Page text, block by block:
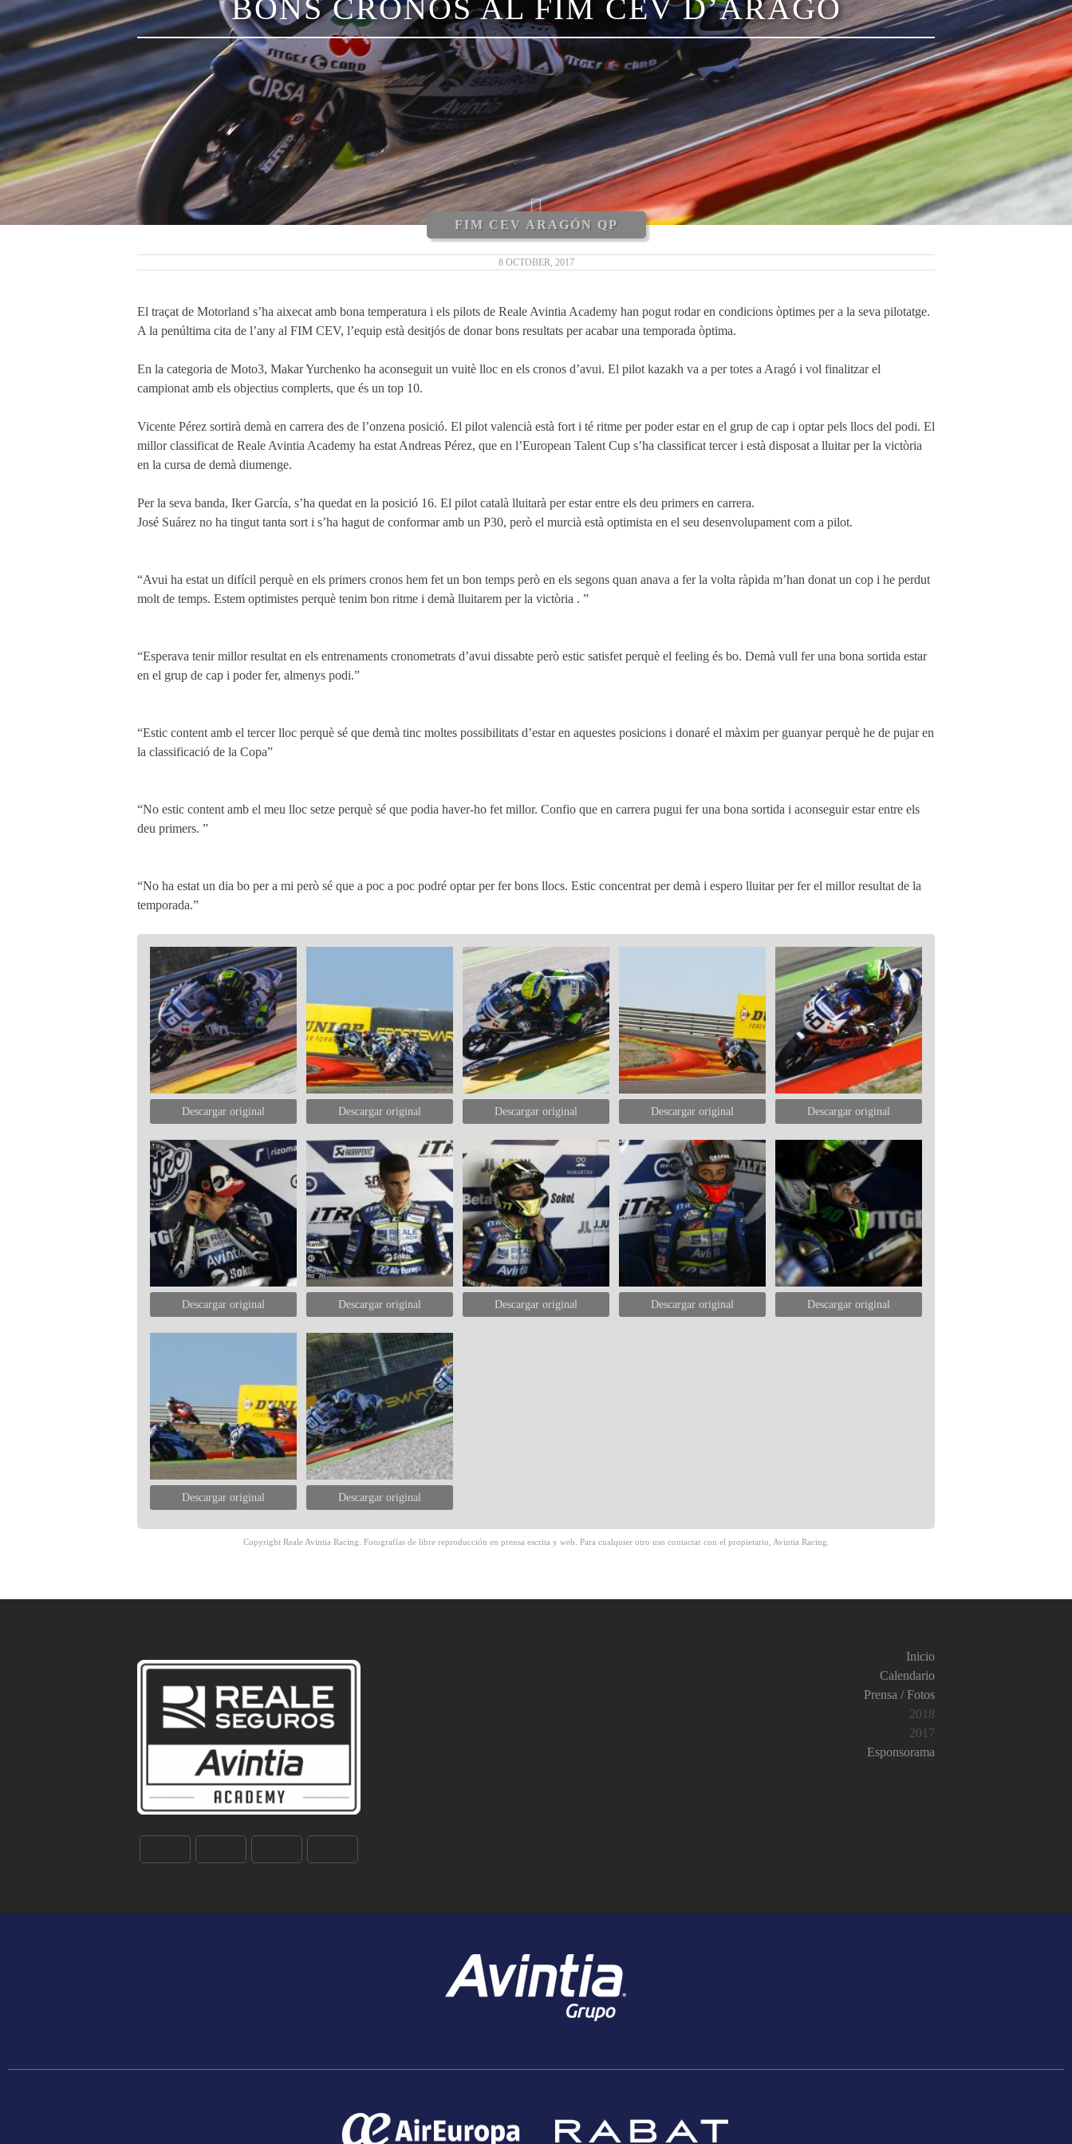
BONS​ ​CRONOS​ ​AL​ ​FIM​ ​CEV​ ​D’ARAGÓ
FIM CEV ARAGÓN QP
8 OCTOBER, 2017
El traçat de Motorland s’ha aixecat amb bona temperatura i els pilots de Reale Avintia Academy han pogut rodar en condicions òptimes per a la seva pilotatge.
A la penúltima cita de l’any al FIM CEV, l’equip està desitjós de donar bons resultats per acabar una temporada òptima.
En la categoria de Moto3, Makar Yurchenko ha aconseguit un vuitè lloc en els cronos d’avui. El pilot kazakh va a per totes a Aragó i vol finalitzar el
campionat amb els objectius complerts, que és un top 10.
Vicente Pérez sortirà demà en carrera des de l’onzena posició. El pilot valencià està fort i té ritme per poder estar en el grup de cap i optar pels llocs del podi. El
millor classificat de Reale Avintia Academy ha estat Andreas Pérez, que en l’European Talent Cup s’ha classificat tercer i està disposat a lluitar per la victòria
en la cursa de demà diumenge.
Per la seva banda, Iker García, s’ha quedat en la posició 16. El pilot català lluitarà per estar entre els deu primers en carrera.
José Suárez no ha tingut tanta sort i s’ha hagut de conformar amb un P30, però el murcià està optimista en el seu desenvolupament com a pilot.
“Avui ha estat un difícil perquè en els primers cronos hem fet un bon temps però en els segons quan anava a fer la volta ràpida m’han donat un cop i he perdut
molt de temps. Estem optimistes perquè tenim bon ritme i demà lluitarem per la victòria . ”
“Esperava tenir millor resultat en els entrenaments cronometrats d’avui dissabte però estic satisfet perquè el feeling és bo. Demà vull fer una bona sortida estar
en el grup de cap i poder fer, almenys podi.”
“Estic content amb el tercer lloc perquè sé que demà tinc moltes possibilitats d’estar en aquestes posicions i donaré el màxim per guanyar perquè he de pujar en
la classificació de la Copa”
“No estic content amb el meu lloc setze perquè sé que podia haver-ho fet millor. Confio que en carrera pugui fer una bona sortida i aconseguir estar entre els
deu primers. ”
“No ha estat un dia bo per a mi però sé que a poc a poc podré optar per fer bons llocs. Estic concentrat per demà i espero lluitar per fer el millor resultat de la
temporada.”
Descargar original Descargar original Descargar original Descargar original Descargar original
Descargar original Descargar original Descargar original Descargar original Descargar original
Descargar original Descargar original
Copyright Reale Avintia Racing. Fotografías de libre reproducción en prensa escrita y web. Para cualquier otro uso contactar con el propietario, Avintia Racing.
Inicio
Calendario
Prensa / Fotos
2018
2017
Esponsorama